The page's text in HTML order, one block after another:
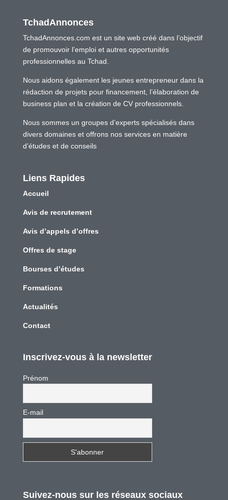
TchadAnnonces
TchadAnnonces.com est un site web créé dans l’objectif
de promouvoir l’emploi et autres opportunités
professionnelles au Tchad.
Nous aidons également les jeunes entrepreneur dans la
rédaction de projets pour financement, l’élaboration de
business plan et la création de CV professionnels.
Nous sommes un groupes d’experts spécialisés dans
divers domaines et offrons nos services en matière
d’études et de conseils
Liens Rapides
Accueil
Avis de recrutement
Avis d’appels d’offres
Offres de stage
Bourses d’études
Formations
Actualités
Contact
Inscrivez-vous à la newsletter
Prénom
E-mail
Suivez-nous sur les réseaux sociaux